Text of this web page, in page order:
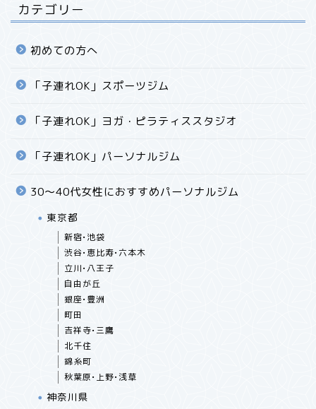
カテゴリー
初めての方へ
「子連れOK」スポーツジム
「子連れOK」ヨガ・ピラティススタジオ
「子連れOK」パーソナルジム
30〜40代女性におすすめパーソナルジム
東京都
新宿•池袋
渋谷•恵比寿•六本木
立川•八王子
自由が丘
銀座•豊洲
町田
吉祥寺•三鷹
北千住
錦糸町
秋葉原•上野•浅草
神奈川県